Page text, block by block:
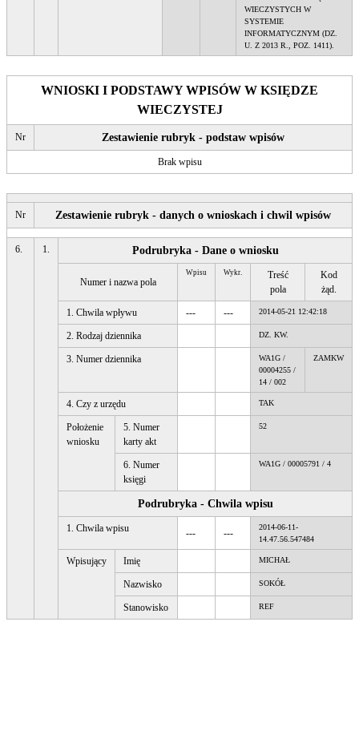
WIECZYSTYCH W
SYSTEMIE
INFORMATYCZNYM (DZ.
U. Z 2013 R., POZ. 1411).
WNIOSKI I PODSTAWY WPISÓW W KSIĘDZE
WIECZYSTEJ
Nr Zestawienie rubryk - podstaw wpisów
Brak wpisu
Nr Zestawienie rubryk - danych o wnioskach i chwil wpisów
6. 1. Podrubryka - Dane o wniosku
Numer i nazwa pola
Wpisu Wykr.
Treść
pola
Kod
żąd.
1. Chwila wpływu --- --- 2014-05-21 12:42:18
2. Rodzaj dziennika DZ. KW.
3. Numer dziennika
WA1G /
00004255 /
14 / 002
ZAMKW
4. Czy z urzędu TAK
Położenie
wniosku
5. Numer
karty akt
52
6. Numer
księgi
WA1G / 00005791 / 4
Podrubryka - Chwila wpisu
1. Chwila wpisu --- ---
2014-06-11-
14.47.56.547484
Wpisujący Imię MICHAŁ
Nazwisko SOKÓŁ
Stanowisko REF